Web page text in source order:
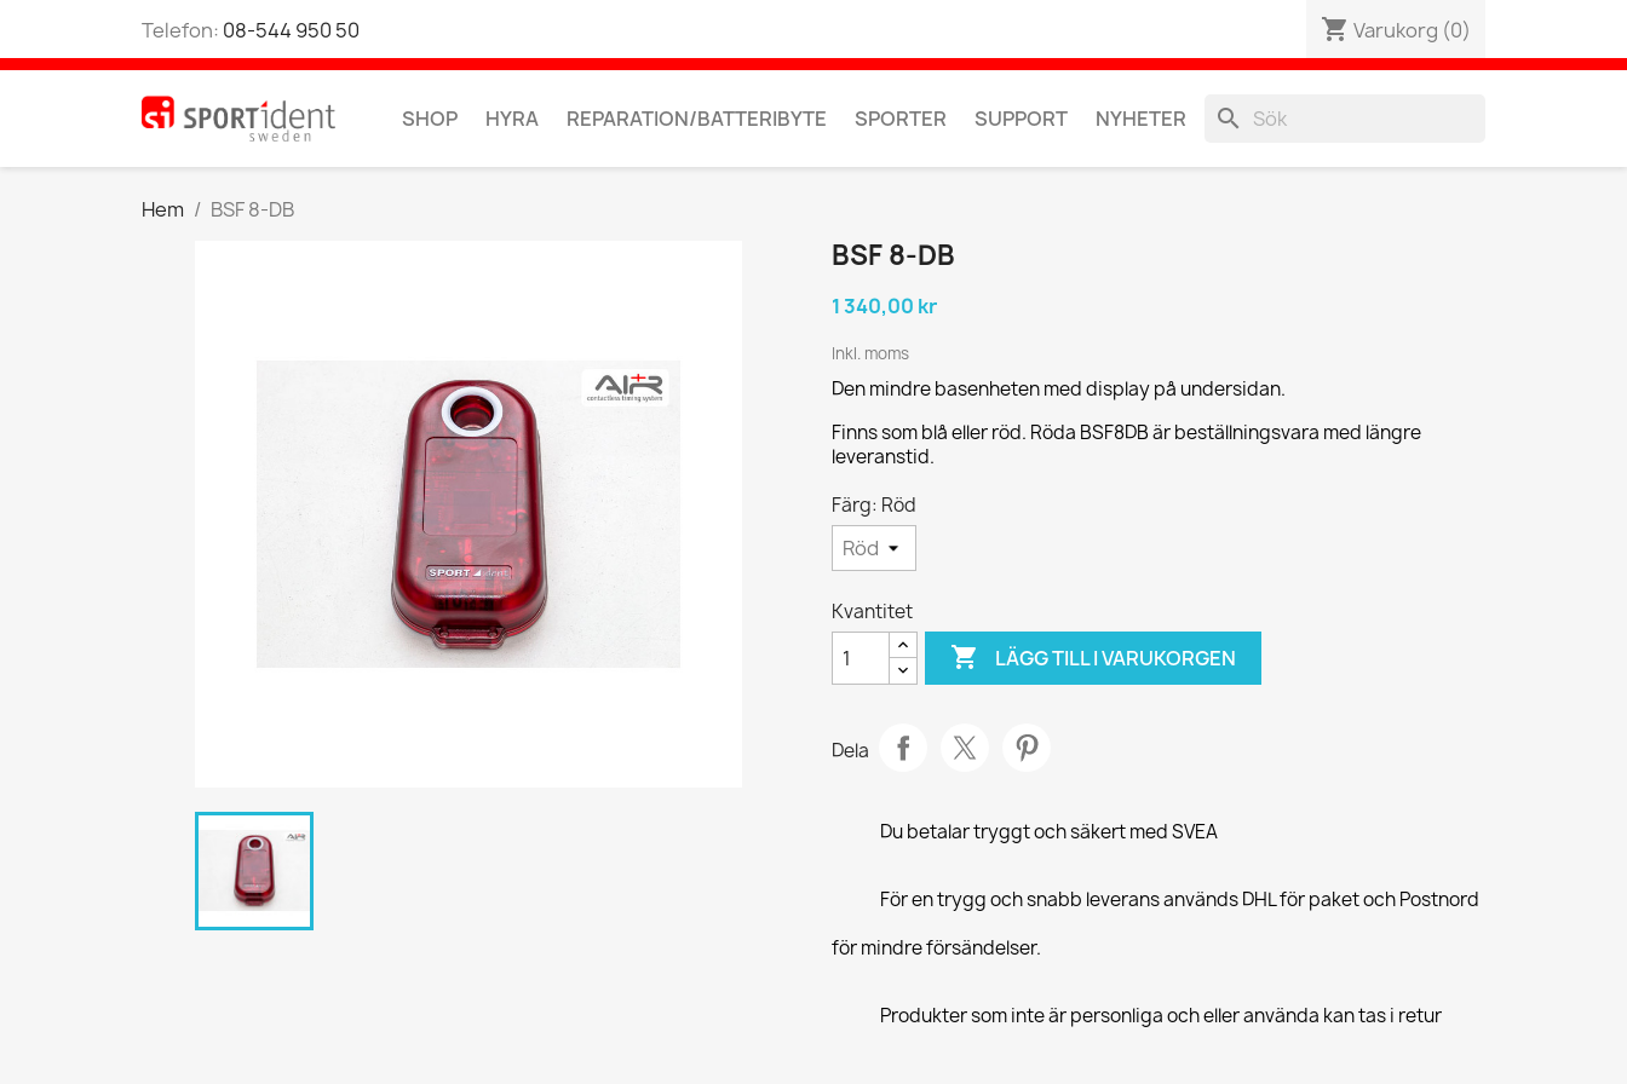
Telefon: 08-544 950 50 shopping_cart Varukorg (0)
SHOP HYRA REPARATION/BATTERIBYTE SPORTER SUPPORT NYHETER search
Hem BSF 8-DB
BSF 8-DB
1 340,00 kr
Inkl. moms
Den mindre basenheten med display på undersidan.
Finns som blå eller röd. Röda BSF8DB är beställningsvara med längre
leveranstid.
Färg: Röd
Kvantitet
 LÄGG TILL I VARUKORGEN
Dela
Du betalar tryggt och säkert med SVEA
För en trygg och snabb leverans används DHL för paket och Postnord
för mindre försändelser.
Produkter som inte är personliga och eller använda kan tas i retur